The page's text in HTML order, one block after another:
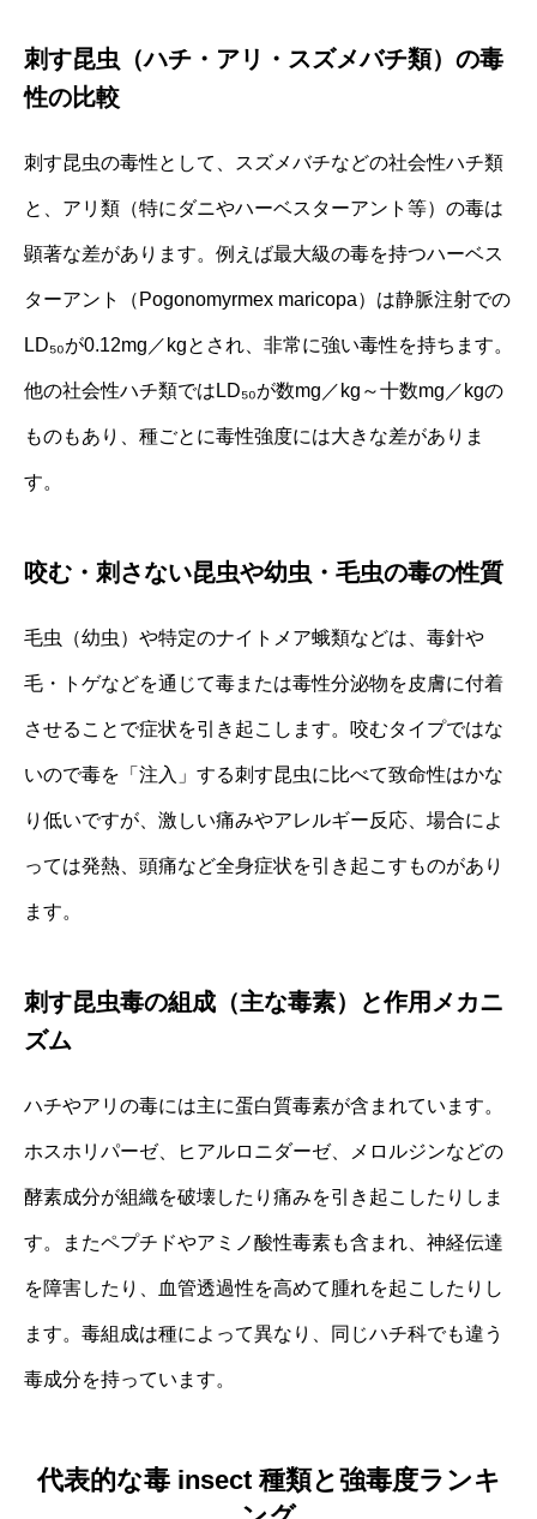
刺す昆虫（ハチ・アリ・スズメバチ類）の毒
性の比較
刺す昆虫の毒性として、スズメバチなどの社会性ハチ類
と、アリ類（特にダニやハーベスターアント等）の毒は
顕著な差があります。例えば最大級の毒を持つハーベス
ターアント（Pogonomyrmex maricopa）は静脈注射での
LD₅₀が0.12mg／kgとされ、非常に強い毒性を持ちます。
他の社会性ハチ類ではLD₅₀が数mg／kg～十数mg／kgの
ものもあり、種ごとに毒性強度には大きな差がありま
す。
咬む・刺さない昆虫や幼虫・毛虫の毒の性質
毛虫（幼虫）や特定のナイトメア蛾類などは、毒針や
毛・トゲなどを通じて毒または毒性分泌物を皮膚に付着
させることで症状を引き起こします。咬むタイプではな
いので毒を「注入」する刺す昆虫に比べて致命性はかな
り低いですが、激しい痛みやアレルギー反応、場合によ
っては発熱、頭痛など全身症状を引き起こすものがあり
ます。
刺す昆虫毒の組成（主な毒素）と作用メカニ
ズム
ハチやアリの毒には主に蛋白質毒素が含まれています。
ホスホリパーゼ、ヒアルロニダーゼ、メロルジンなどの
酵素成分が組織を破壊したり痛みを引き起こしたりしま
す。またペプチドやアミノ酸性毒素も含まれ、神経伝達
を障害したり、血管透過性を高めて腫れを起こしたりし
ます。毒組成は種によって異なり、同じハチ科でも違う
毒成分を持っています。
代表的な毒 insect 種類と強毒度ランキ